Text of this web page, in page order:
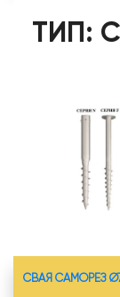
ТИП:
СВАЯ САМОРЕЗ